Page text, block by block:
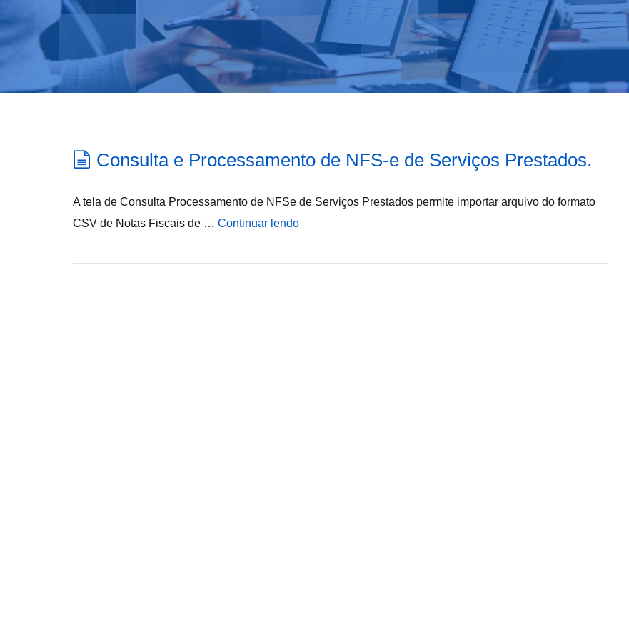
Consulta e Processamento de NFS-e de Serviços Prestados.
A tela de Consulta Processamento de NFSe de Serviços Prestados permite importar arquivo do formato
CSV de Notas Fiscais de … Continuar lendo